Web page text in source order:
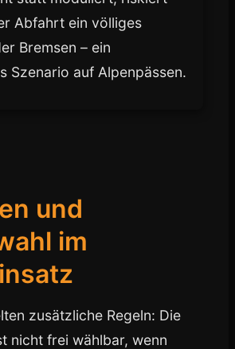
Abfahrt ein völliges
Bremsen – ein
Szenario auf Alpenpässen.
und
im
zusätzliche Regeln: Die
nicht frei wählbar, wenn